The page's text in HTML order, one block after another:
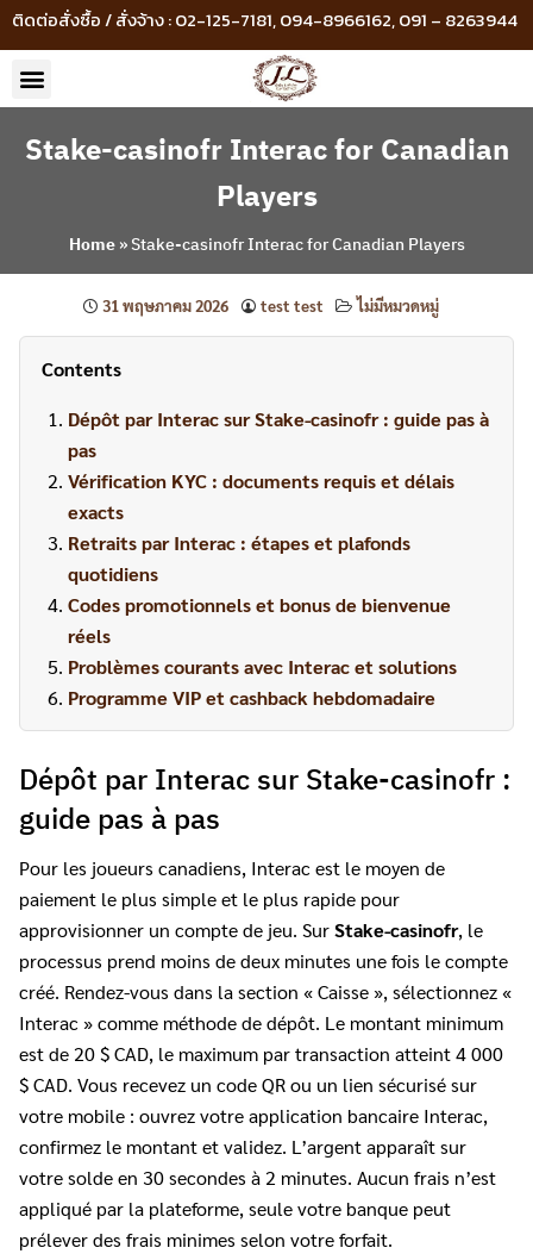
ติดต่อสั่งซื้อ / สั่งจ้าง : 02-125-7181, 094-8966162, 091 – 8263944
Stake-casinofr Interac for Canadian
Players
Home»Stake-casinofr Interac for Canadian Players
31 พฤษภาคม 2026 test test ไม่มีหมวดหมู่
Contents
Dépôt par Interac sur Stake-casinofr : guide pas à
pas
Vérification KYC : documents requis et délais
exacts
Retraits par Interac : étapes et plafonds
quotidiens
Codes promotionnels et bonus de bienvenue
réels
Problèmes courants avec Interac et solutions
Programme VIP et cashback hebdomadaire
Dépôt par Interac sur Stake-casinofr :
guide pas à pas
Pour les joueurs canadiens, Interac est le moyen de
paiement le plus simple et le plus rapide pour
approvisionner un compte de jeu. SurStake-casinofr, le
processus prend moins de deux minutes une fois le compte
créé. Rendez-vous dans la section « Caisse », sélectionnez «
Interac » comme méthode de dépôt. Le montant minimum
est de 20 $ CAD, le maximum par transaction atteint 4 000
$ CAD. Vous recevez un code QR ou un lien sécurisé sur
votre mobile : ouvrez votre application bancaire Interac,
confirmez le montant et validez. L’argent apparaît sur
votre solde en 30 secondes à 2 minutes. Aucun frais n’est
appliqué par la plateforme, seule votre banque peut
prélever des frais minimes selon votre forfait.